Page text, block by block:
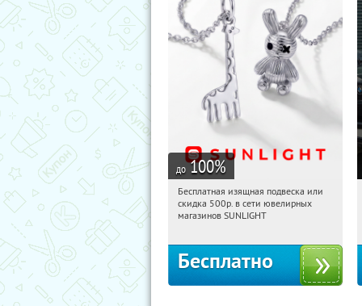
до 100%
19:19:13 Получили:
Россия
Бесплатная изящная подвеска или
скидка 500р. в сети ювелирных
магазинов SUNLIGHT
Бесплатно